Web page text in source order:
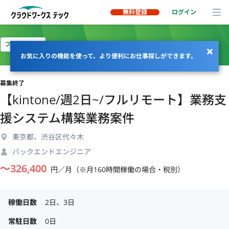
無料登録 ログイン
お気に入りの機能を使って、より便利にお仕事探しができます。
フルリモート
募集終了
【kintone/週2日~/フルリモート】業務支
援システム構築業務案件
東京都、渋谷区代々木
バックエンドエンジニア
〜326,400 円／月（※月160時間稼働の場合・税別）
稼働日数
2日、3日
常駐日数
0日